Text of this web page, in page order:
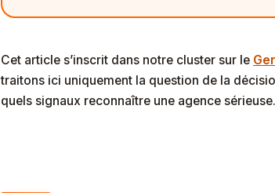
Cet article s’inscrit dans notre cluster sur le
traitons ici uniquement la question de la
quels signaux reconnaître une agence sérieuse.